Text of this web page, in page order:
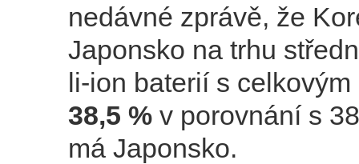
nedávné zprávě, že
Japonsko na trhu
li-ion baterií s
38,5 % v porovnání s
má Japonsko.